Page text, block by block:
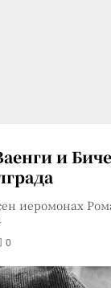
и
иеромонах
0